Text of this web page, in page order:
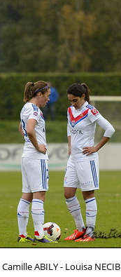
Camille ABILY - Louisa NECIB